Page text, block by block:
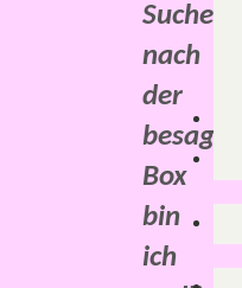
Suche
nach
der
besagten
Box
bin
ich